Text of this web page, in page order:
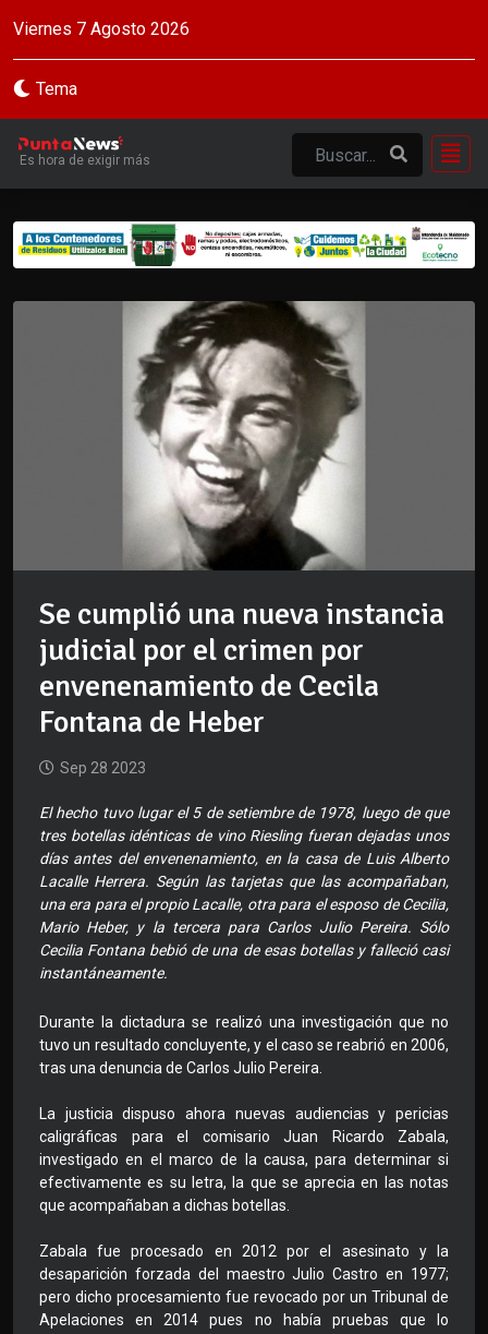
Viernes 7 Agosto 2026
Tema
Es hora de exigir más
Se cumplió una nueva instancia
judicial por el crimen por
envenenamiento de Cecila
Fontana de Heber
Sep 28 2023
El hecho tuvo lugar el 5 de setiembre de 1978, luego de que
tres botellas idénticas de vino Riesling fueran dejadas unos
días antes del envenenamiento, en la casa de Luis Alberto
Lacalle Herrera. Según las tarjetas que las acompañaban,
una era para el propio Lacalle, otra para el esposo de Cecilia,
Mario Heber, y la tercera para Carlos Julio Pereira. Sólo
Cecilia Fontana bebió de una de esas botellas y falleció casi
instantáneamente.
Durante la dictadura se realizó una investigación que no
tuvo un resultado concluyente, y el caso se reabrió en 2006,
tras una denuncia de Carlos Julio Pereira.
La justicia dispuso ahora nuevas audiencias y pericias
caligráficas para el comisario Juan Ricardo Zabala,
investigado en el marco de la causa, para determinar si
efectivamente es su letra, la que se aprecia en las notas
que acompañaban a dichas botellas.
Zabala fue procesado en 2012 por el asesinato y la
desaparición forzada del maestro Julio Castro en 1977;
pero dicho procesamiento fue revocado por un Tribunal de
Apelaciones en 2014 pues no había pruebas que lo